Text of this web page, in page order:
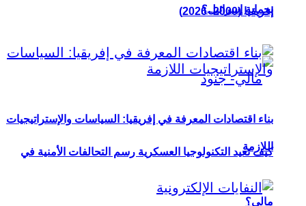
بحماية إسرائيل؟
كيف تعيد التكنولوجيا العسكرية رسم التحالفات الأمنية في
مالي؟
إفريقيا (2000–2026)
بناء اقتصادات المعرفة في إفريقيا: السياسات والإستراتيجيات
اللازمة